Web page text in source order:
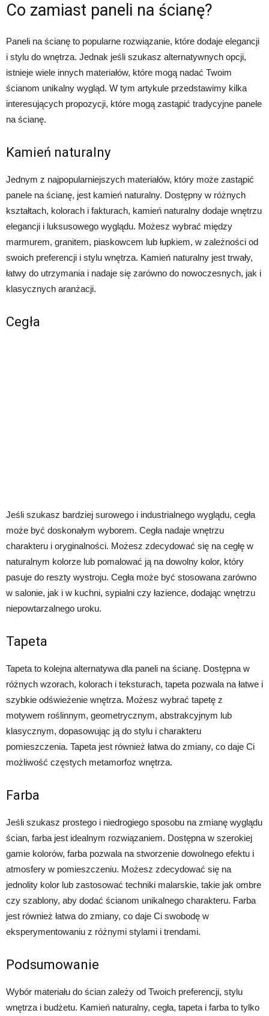
Co zamiast paneli na ścianę?
Paneli na ścianę to popularne rozwiązanie, które dodaje elegancji
i stylu do wnętrza. Jednak jeśli szukasz alternatywnych opcji,
istnieje wiele innych materiałów, które mogą nadać Twoim
ścianom unikalny wygląd. W tym artykule przedstawimy kilka
interesujących propozycji, które mogą zastąpić tradycyjne panele
na ścianę.
Kamień naturalny
Jednym z najpopularniejszych materiałów, który może zastąpić
panele na ścianę, jest kamień naturalny. Dostępny w różnych
kształtach, kolorach i fakturach, kamień naturalny dodaje wnętrzu
elegancji i luksusowego wyglądu. Możesz wybrać między
marmurem, granitem, piaskowcem lub łupkiem, w zależności od
swoich preferencji i stylu wnętrza. Kamień naturalny jest trwały,
łatwy do utrzymania i nadaje się zarówno do nowoczesnych, jak i
klasycznych aranżacji.
Cegła
Jeśli szukasz bardziej surowego i industrialnego wyglądu, cegła
może być doskonałym wyborem. Cegła nadaje wnętrzu
charakteru i oryginalności. Możesz zdecydować się na cegłę w
naturalnym kolorze lub pomalować ją na dowolny kolor, który
pasuje do reszty wystroju. Cegła może być stosowana zarówno
w salonie, jak i w kuchni, sypialni czy łazience, dodając wnętrzu
niepowtarzalnego uroku.
Tapeta
Tapeta to kolejna alternatywa dla paneli na ścianę. Dostępna w
różnych wzorach, kolorach i teksturach, tapeta pozwala na łatwe i
szybkie odświeżenie wnętrza. Możesz wybrać tapetę z
motywem roślinnym, geometrycznym, abstrakcyjnym lub
klasycznym, dopasowując ją do stylu i charakteru
pomieszczenia. Tapeta jest również łatwa do zmiany, co daje Ci
możliwość częstych metamorfoz wnętrza.
Farba
Jeśli szukasz prostego i niedrogiego sposobu na zmianę wyglądu
ścian, farba jest idealnym rozwiązaniem. Dostępna w szerokiej
gamie kolorów, farba pozwala na stworzenie dowolnego efektu i
atmosfery w pomieszczeniu. Możesz zdecydować się na
jednolity kolor lub zastosować techniki malarskie, takie jak ombre
czy szablony, aby dodać ścianom unikalnego charakteru. Farba
jest również łatwa do zmiany, co daje Ci swobodę w
eksperymentowaniu z różnymi stylami i trendami.
Podsumowanie
Wybór materiału do ścian zależy od Twoich preferencji, stylu
wnętrza i budżetu. Kamień naturalny, cegła, tapeta i farba to tylko